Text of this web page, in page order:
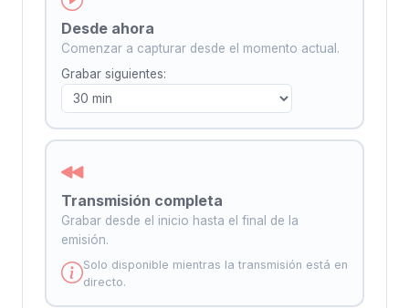
Desde ahora
Comenzar a capturar desde el momento actual.
Grabar siguientes:
Transmisión completa
Grabar desde el inicio hasta el final de la
emisión.
Solo disponible mientras la transmisión está en
directo.